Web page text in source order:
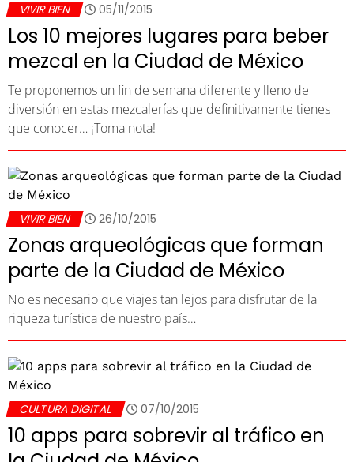
VIVIR BIEN 05/11/2015
Los 10 mejores lugares para beber
mezcal en la Ciudad de México
Te proponemos un fin de semana diferente y lleno de
diversión en estas mezcalerías que definitivamente tienes
que conocer… ¡Toma nota!
VIVIR BIEN 26/10/2015
Zonas arqueológicas que forman
parte de la Ciudad de México
No es necesario que viajes tan lejos para disfrutar de la
riqueza turística de nuestro país…
CULTURA DIGITAL 07/10/2015
10 apps para sobrevir al tráfico en